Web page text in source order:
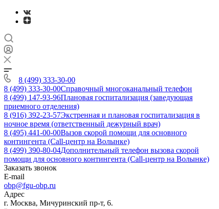
8 (499) 333-30-00
8 (499) 333-30-00Справочный многоканальный телефон
8 (499) 147-93-96Плановая госпитализация (заведующая
приемного отделения)
8 (916) 392-23-57Экстренная и плановая госпитализация в
ночное время (ответственный дежурный врач)
8 (495) 441-00-00Вызов скорой помощи для основного
контингента (Call-центр на Волынке)
8 (499) 390-80-04Дополнительный телефон вызова скорой
помощи для основного контингента (Call-центр на Волынке)
Заказать звонок
E-mail
obp@fgu-obp.ru
Адрес
г. Москва, Мичуринский пр-т, 6.